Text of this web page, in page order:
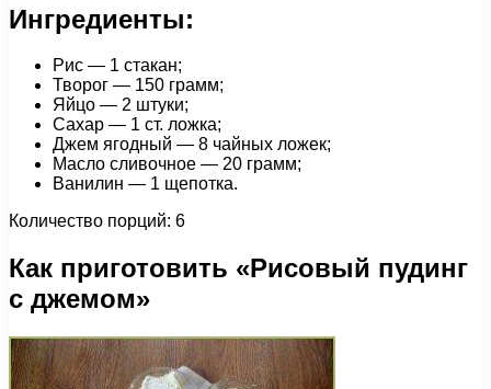
Ингредиенты:
Рис — 1 стакан;
Творог — 150 грамм;
Яйцо — 2 штуки;
Сахар — 1 ст. ложка;
Джем ягодный — 8 чайных ложек;
Масло сливочное — 20 грамм;
Ванилин — 1 щепотка.
Количество порций: 6
Как приготовить «Рисовый пудинг
с джемом»